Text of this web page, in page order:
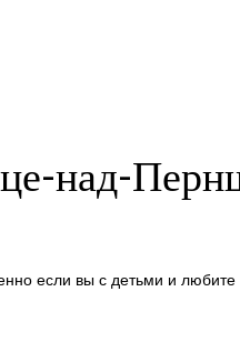
над-
если вы с детьми и любите